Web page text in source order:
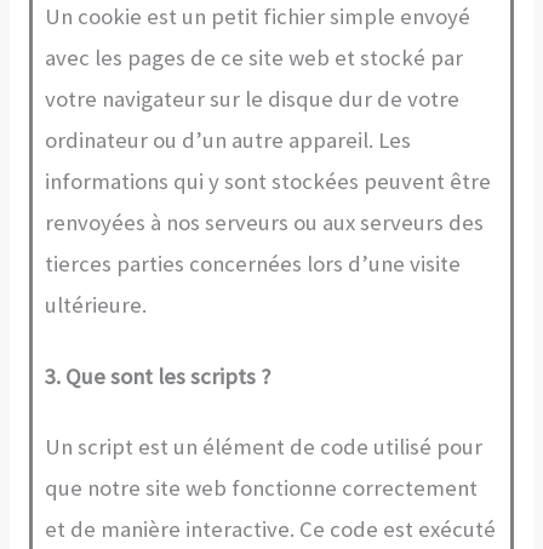
Un cookie est un petit fichier simple envoyé
avec les pages de ce site web et stocké par
votre navigateur sur le disque dur de votre
ordinateur ou d’un autre appareil. Les
informations qui y sont stockées peuvent être
renvoyées à nos serveurs ou aux serveurs des
tierces parties concernées lors d’une visite
ultérieure.
3. Que sont les scripts ?
Un script est un élément de code utilisé pour
que notre site web fonctionne correctement
et de manière interactive. Ce code est exécuté